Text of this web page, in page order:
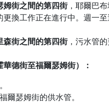
姆街之間的第四街，耶爾巴
換工作正在進行中。週一
森街之間的第四街，污水管的
德街至福爾瑟姆街）：
爾瑟姆街的供水管。